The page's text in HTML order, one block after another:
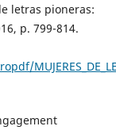
letras pioneras:
p. 799-814.